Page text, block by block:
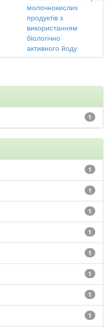
молочнокислих
продуктів з
використанням
біологічно
активного йоду
1
1
1
1
1
1
1
1
1